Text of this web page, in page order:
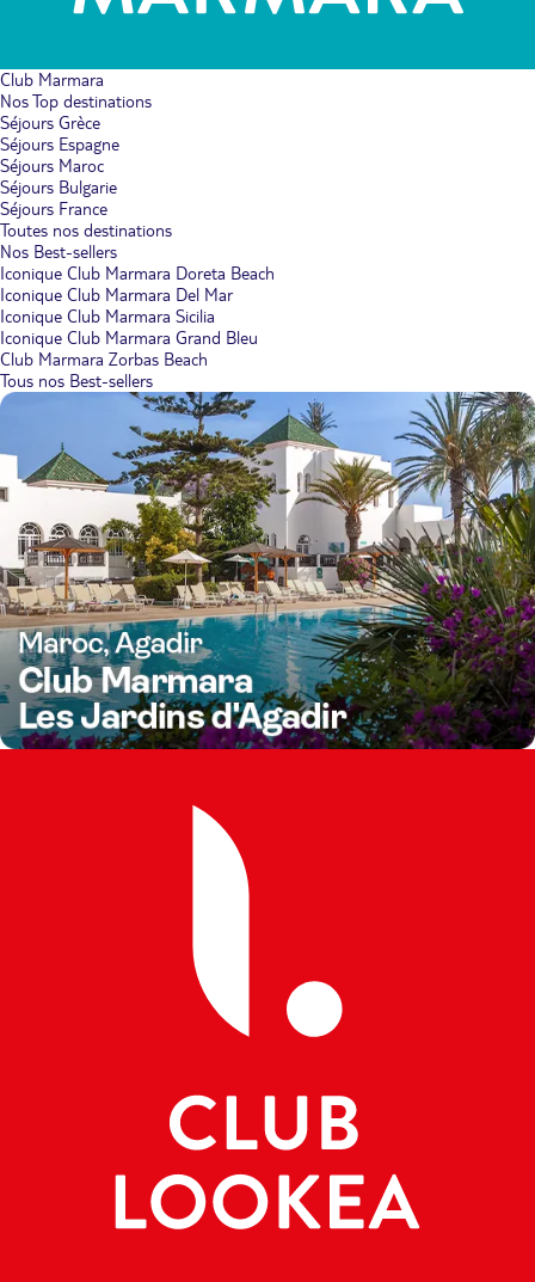
Club Marmara
Nos Top destinations
Séjours Grèce
Séjours Espagne
Séjours Maroc
Séjours Bulgarie
Séjours France
Toutes nos destinations
Nos Best-sellers
Iconique Club Marmara Doreta Beach
Iconique Club Marmara Del Mar
Iconique Club Marmara Sicilia
Iconique Club Marmara Grand Bleu
Club Marmara Zorbas Beach
Tous nos Best-sellers